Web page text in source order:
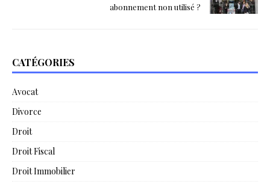
abonnement non utilisé ?
CATÉGORIES
Avocat
Divorce
Droit
Droit Fiscal
Droit Immobilier